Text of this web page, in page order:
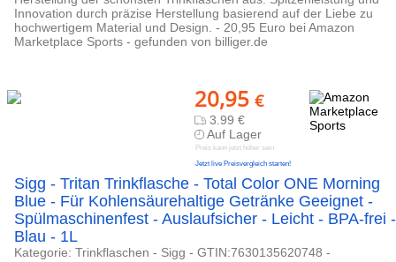
Innovation durch präzise Herstellung basierend auf der Liebe zu
hochwertigem Material und Design. - 20,95 Euro bei Amazon
Marketplace Sports - gefunden von billiger.de
20,95 €
3.99 €
Auf Lager
Preis kann jetzt höher sein
Jetzt live Preisvergleich starten!
Sigg - Tritan Trinkflasche - Total Color ONE Morning
Blue - Für Kohlensäurehaltige Getränke Geeignet -
Spülmaschinenfest - Auslaufsicher - Leicht - BPA-frei -
Blau - 1L
Kategorie: Trinkflaschen - Sigg - GTIN:7630135620748 -